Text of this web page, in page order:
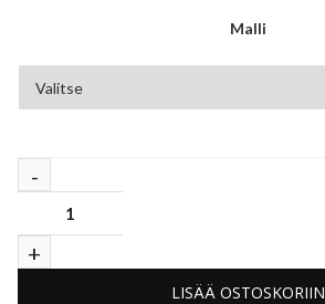
Malli
LISÄÄ OSTOSKORIIN